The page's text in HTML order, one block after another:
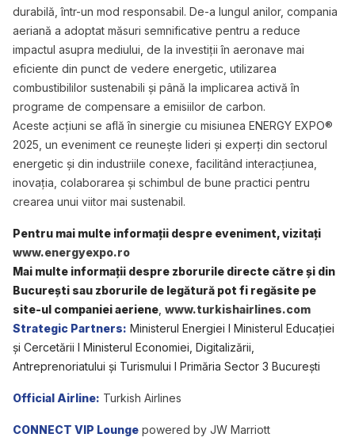
durabilă, într-un mod responsabil. De-a lungul anilor, compania
aeriană a adoptat măsuri semnificative pentru a reduce
impactul asupra mediului, de la investiții în aeronave mai
eficiente din punct de vedere energetic, utilizarea
combustibililor sustenabili și până la implicarea activă în
programe de compensare a emisiilor de carbon.
Aceste acțiuni se află în sinergie cu misiunea ENERGY EXPO®
2025, un eveniment ce reunește lideri și experți din sectorul
energetic și din industriile conexe, facilitând interacțiunea,
inovația, colaborarea și schimbul de bune practici pentru
crearea unui viitor mai sustenabil.
Pentru mai multe informații despre eveniment, vizitați
www.energyexpo.ro
Mai multe informații despre zborurile directe către și din
București sau zborurile de legătură pot fi regăsite pe
site-ul companiei aeriene www.turkishairlines.com
Strategic Partners: Ministerul Energiei I Ministerul Educației
și Cercetării I Ministerul Economiei, Digitalizării,
Antreprenoriatului și Turismului I Primăria Sector 3 București
Official Airline: Turkish Airlines
CONNECT VIP Lounge powered by JW Marriott